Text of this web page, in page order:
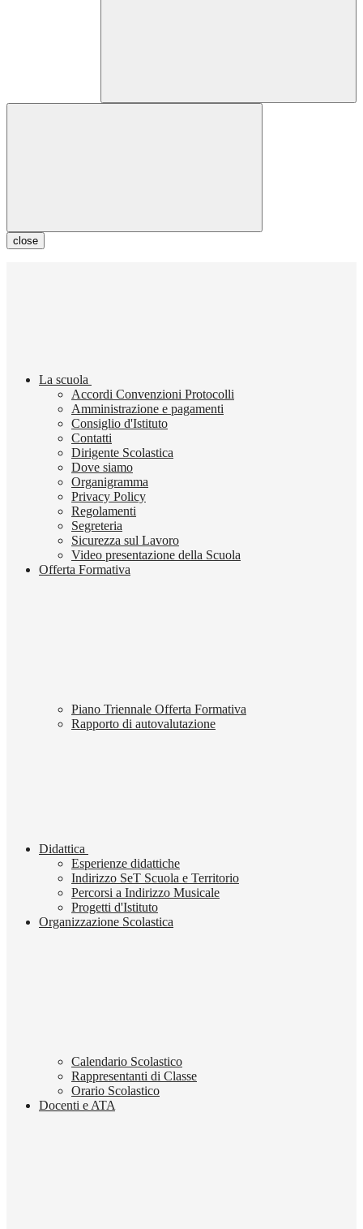
close
La scuola
Accordi Convenzioni Protocolli
Amministrazione e pagamenti
Consiglio d'Istituto
Contatti
Dirigente Scolastica
Dove siamo
Organigramma
Privacy Policy
Regolamenti
Segreteria
Sicurezza sul Lavoro
Video presentazione della Scuola
Offerta Formativa
Piano Triennale Offerta Formativa
Rapporto di autovalutazione
Didattica
Esperienze didattiche
Indirizzo SeT Scuola e Territorio
Percorsi a Indirizzo Musicale
Progetti d'Istituto
Organizzazione Scolastica
Calendario Scolastico
Rappresentanti di Classe
Orario Scolastico
Docenti e ATA